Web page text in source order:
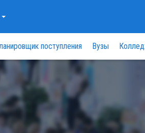
поступления Вузы